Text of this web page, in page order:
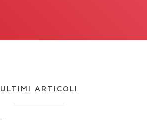
ULTIMI ARTICOLI